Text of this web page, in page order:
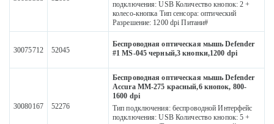
подключения: USB Количество кнопок: 2 +
колесо-кнопка Тип сенсора: оптический
Разрешение: 1200 dpi Питани#
30075712 52045
Беспроводная оптическая мышь Defender
#1 MS-045 черный,3 кнопки,1200 dpi
30080167 52276
Беспроводная оптическая мышь Defender
Accura MM-275 красный,6 кнопок, 800-
1600 dpi
Тип подключения: беспроводной Интерфейс
подключения: USB Количество кнопок: 5 +